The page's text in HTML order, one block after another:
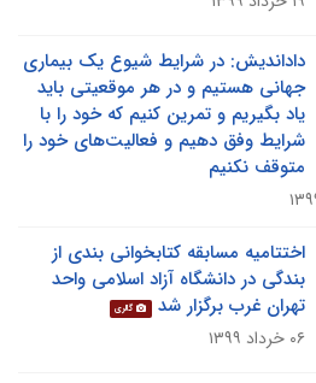
داداندیش: در شرایط شیوع یک بیماری
جهانی هستیم و در هر موقعیتی باید
یاد بگیریم و تمرین کنیم که خود را با
شرایط وفق دهیم و فعالیت‌های خود را
متوقف نکنیم
اختتامیه مسابقه کتابخوانی بندی از
بندگی در دانشگاه آزاد اسلامی واحد
تهران غرب برگزار شد
گالری